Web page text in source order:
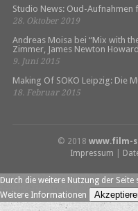
Studio News: Oud-Aufnahmen
28. Oktober 2019
Andreas Moisa bei “Mix with
Zimmer, James Newton
9. Juni 2015
Making Of SOKO Leipzig: Die
18. Februar 2015
© 2018 www.film-
Impressum
Durch die weitere Nutzung der
Weitere Informationen